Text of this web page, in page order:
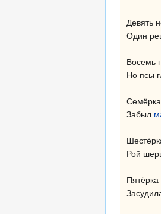
Девять
Один
Восемь
Но псы
Семёрка
Забыл
Рой
Пятёрка